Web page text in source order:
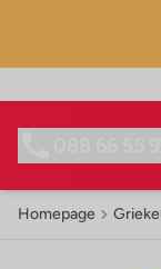
Homepage